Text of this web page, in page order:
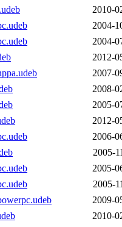
2010-
2004-
2004-
2012-
2007-
2008-
2005-
2012-
2006-
2005-
2005-
2005-
2009-
2010-